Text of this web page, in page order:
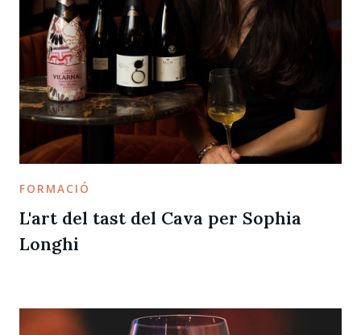
FORMACIÓ
L'art del tast del Cava per Sophia
Longhi